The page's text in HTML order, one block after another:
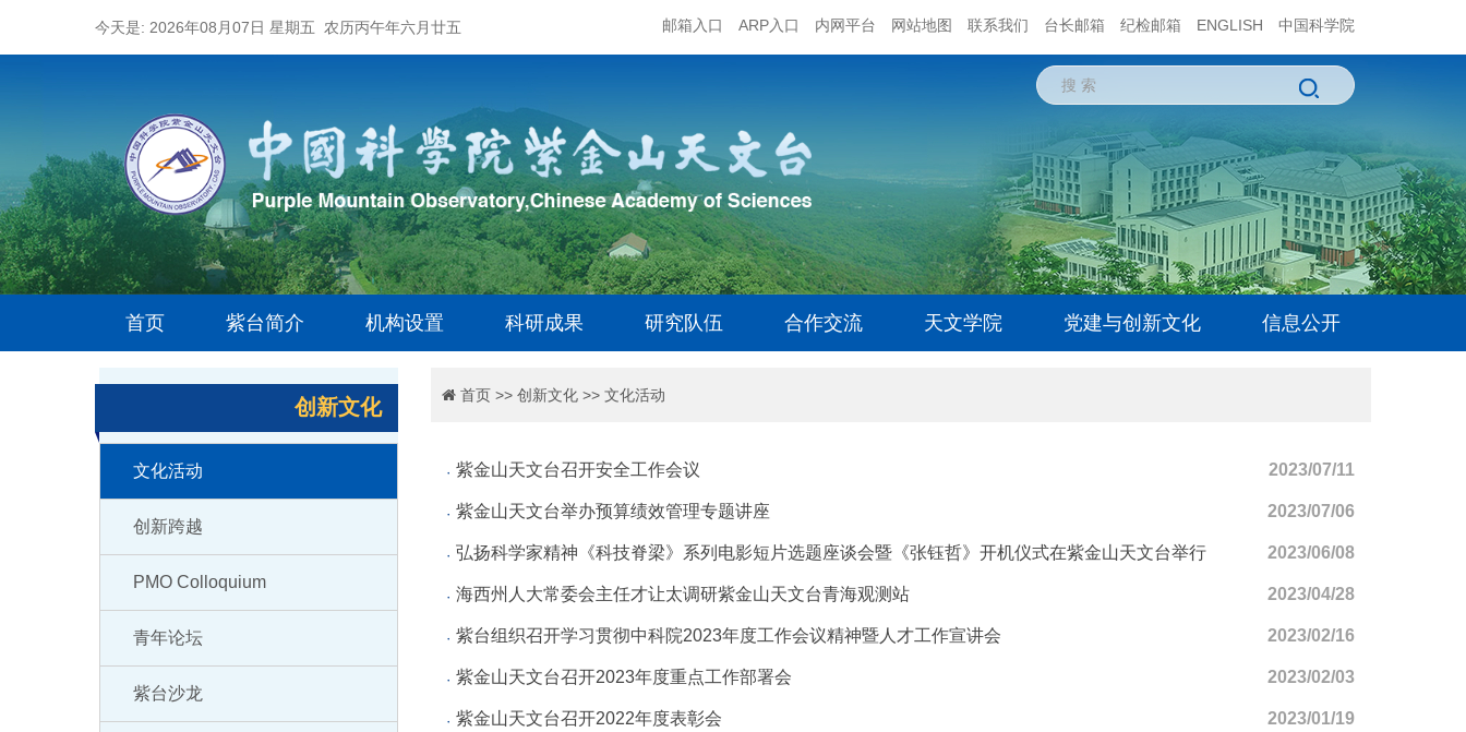
今天是: 2026年08月07日 星期五 农历丙午年六月廿五 邮箱入口 ARP入口 内网平台 网站地图 联系我们 台长邮箱 纪检邮箱 ENGLISH 中国科学院
首页 紫台简介 机构设置 科研成果 研究队伍 合作交流 天文学院 党建与创新文化 信息公开
创新文化
文化活动
创新跨越
PMO Colloquium
青年论坛
紫台沙龙
首页>> 创新文化>> 文化活动
紫金山天文台召开安全工作会议 2023/07/11
紫金山天文台举办预算绩效管理专题讲座 2023/07/06
弘扬科学家精神《科技脊梁》系列电影短片选题座谈会暨《张钰哲》开机仪式在紫金山天文台举行 2023/06/08
海西州人大常委会主任才让太调研紫金山天文台青海观测站 2023/04/28
紫台组织召开学习贯彻中科院2023年度工作会议精神暨人才工作宣讲会 2023/02/16
紫金山天文台召开2023年度重点工作部署会 2023/02/03
紫金山天文台召开2022年度表彰会 2023/01/19